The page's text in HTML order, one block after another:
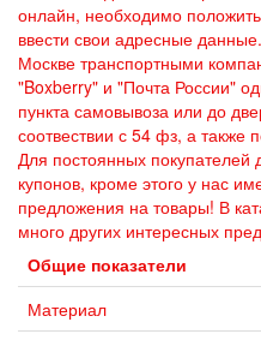
онлайн, необходимо
ввести свои адресные
Москве транспортными
"Boxberry" и "Почта России"
пункта самовывоза или до
соотвествии с 54 фз, а также
Для постоянных покупателей
купонов, кроме этого у нас
предложения на товары! В
много других интересных
Общие показатели
Материал